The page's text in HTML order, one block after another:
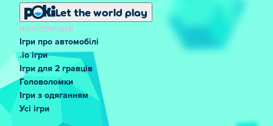
Let the world play
ПОПУЛЯРНИЙ
Ігри про автомобілі
.io ігри
Ігри для 2 гравців
Головоломки
Ігри з одяганням
Усі ігри